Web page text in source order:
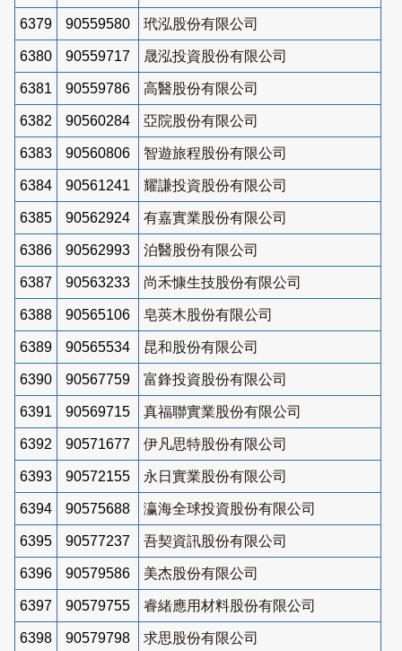
6379 90559580 玳泓股份有限公司
6380 90559717 晟泓投資股份有限公司
6381 90559786 高醫股份有限公司
6382 90560284 亞院股份有限公司
6383 90560806 智遊旅程股份有限公司
6384 90561241 耀謙投資股份有限公司
6385 90562924 有嘉實業股份有限公司
6386 90562993 泊醫股份有限公司
6387 90563233 尚禾慷生技股份有限公司
6388 90565106 皂莢木股份有限公司
6389 90565534 昆和股份有限公司
6390 90567759 富鋒投資股份有限公司
6391 90569715 真福聯實業股份有限公司
6392 90571677 伊凡思特股份有限公司
6393 90572155 永日實業股份有限公司
6394 90575688 瀛海全球投資股份有限公司
6395 90577237 吾契資訊股份有限公司
6396 90579586 美杰股份有限公司
6397 90579755 睿緒應用材料股份有限公司
6398 90579798 求思股份有限公司